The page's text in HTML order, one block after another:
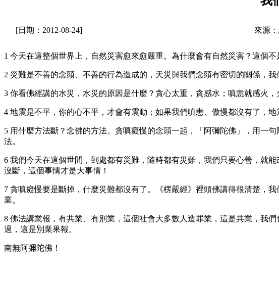
[日期：2012-08-24] 來源
1 今天在這整個世界上，自然災害愈來愈嚴重。為什麼會有自然災害？這個
2 災難是不善的念頭、不善的行為造成的，天災與我們念頭有密切的關係，我
3 你看佛經講的水災，水災的原因是什麼？貪心太重，貪感水；嗔恚就感火
4 地震是不平，你的心不平，才會有震動；如果我們嗔恚、傲慢都沒有了，
5 用什麼方法斷？念佛的方法。貪嗔癡慢的念頭一起，「阿彌陀佛」，用一
法。
6 我們今天在這個世間，到處都有災難，隨時都有災難，我們只要心善，就
沒斷，這個事情才是大事情！
7 貪嗔癡慢要是斷掉，什麼災難都沒有了。《楞嚴經》裡頭佛講得很清楚，
業。
8 佛法講業報，有共業、有別業，這個社會大多數人造罪業，這是共業，我
過，這是別業果報。
南無阿彌陀佛！